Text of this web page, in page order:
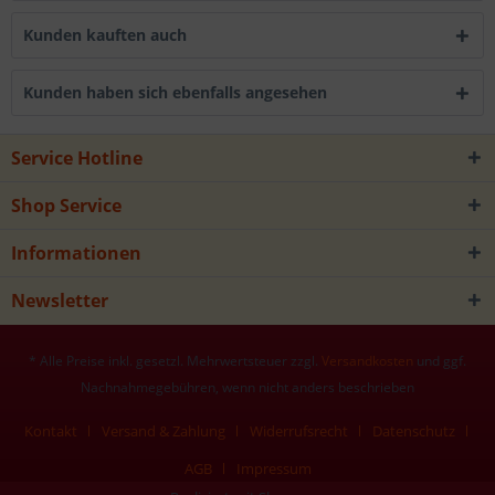
Kunden kauften auch
Kunden haben sich ebenfalls angesehen
Service Hotline
Shop Service
Informationen
Newsletter
* Alle Preise inkl. gesetzl. Mehrwertsteuer zzgl. Versandkosten und ggf.
Nachnahmegebühren, wenn nicht anders beschrieben
Kontakt Versand & Zahlung Widerrufsrecht
Datenschutz
AGB
Impressum